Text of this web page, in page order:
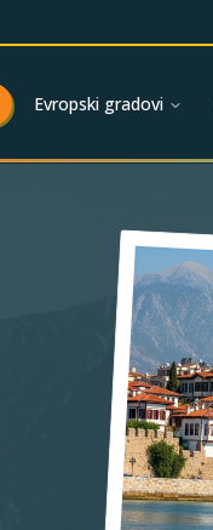
Evropski gradovi